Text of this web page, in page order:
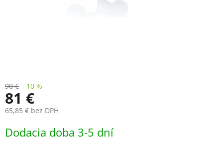
90 € –10 %
81 €
65,85 € bez DPH
cena:
Dodacia doba 3-5 dní